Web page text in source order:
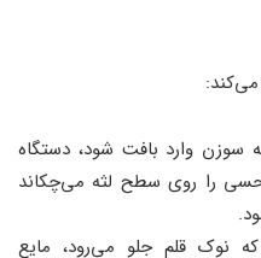
سوزن وارد بافت شود، دستگاه
را روی سطح لثه می‌چکاند
نوک قلم جلو می‌رود، مایع